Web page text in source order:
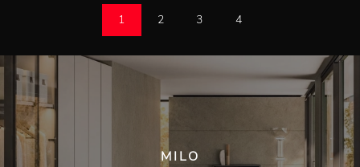
1 2 3 4
MILO